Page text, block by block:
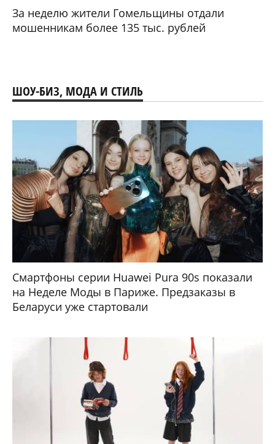
За неделю жители Гомельщины отдали
мошенникам более 135 тыс. рублей
ШОУ-БИЗ, МОДА И СТИЛЬ
Смартфоны серии Huawei Pura 90s показали
на Неделе Моды в Париже. Предзаказы в
Беларуси уже стартовали